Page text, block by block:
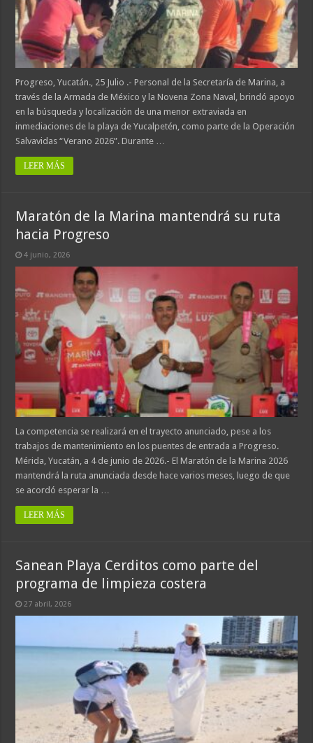
Progreso, Yucatán., 25 Julio .- Personal de la Secretaría de Marina, a
través de la Armada de México y la Novena Zona Naval, brindó apoyo
en la búsqueda y localización de una menor extraviada en
inmediaciones de la playa de Yucalpetén, como parte de la Operación
Salvavidas “Verano 2026”. Durante …
LEER MÁS
Maratón de la Marina mantendrá su ruta
hacia Progreso
4 junio, 2026
La competencia se realizará en el trayecto anunciado, pese a los
trabajos de mantenimiento en los puentes de entrada a Progreso.
Mérida, Yucatán, a 4 de junio de 2026.- El Maratón de la Marina 2026
mantendrá la ruta anunciada desde hace varios meses, luego de que
se acordó esperar la …
LEER MÁS
Sanean Playa Cerditos como parte del
programa de limpieza costera
27 abril, 2026